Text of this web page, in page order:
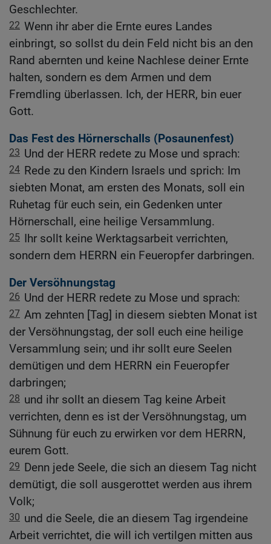
Geschlechter.
22 Wenn ihr aber die Ernte eures Landes
einbringt, so sollst du dein Feld nicht bis an den
Rand abernten und keine Nachlese deiner Ernte
halten, sondern es dem Armen und dem
Fremdling überlassen. Ich, der HERR, bin euer
Gott.
Das Fest des Hörnerschalls (Posaunenfest)
23 Und der HERR redete zu Mose und sprach:
24 Rede zu den Kindern Israels und sprich: Im
siebten Monat, am ersten des Monats, soll ein
Ruhetag für euch sein, ein Gedenken unter
Hörnerschall, eine heilige Versammlung.
25 Ihr sollt keine Werktagsarbeit verrichten,
sondern dem HERRN ein Feueropfer darbringen.
Der Versöhnungstag
26 Und der HERR redete zu Mose und sprach:
27 Am zehnten [Tag] in diesem siebten Monat ist
der Versöhnungstag, der soll euch eine heilige
Versammlung sein; und ihr sollt eure Seelen
demütigen und dem HERRN ein Feueropfer
darbringen;
28 und ihr sollt an diesem Tag keine Arbeit
verrichten, denn es ist der Versöhnungstag, um
Sühnung für euch zu erwirken vor dem HERRN,
eurem Gott.
29 Denn jede Seele, die sich an diesem Tag nicht
demütigt, die soll ausgerottet werden aus ihrem
Volk;
30 und die Seele, die an diesem Tag irgendeine
Arbeit verrichtet, die will ich vertilgen mitten aus